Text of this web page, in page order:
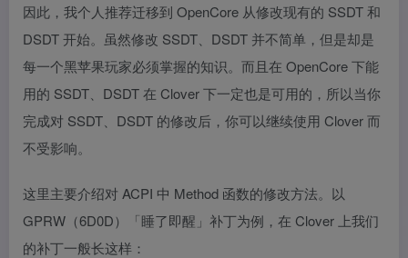
因此，我个人推荐迁移到 OpenCore 从修改现有的 SSDT 和
DSDT 开始。虽然修改 SSDT、DSDT 并不简单，但是却是
每一个黑苹果玩家必须掌握的知识。而且在 OpenCore 下能
用的 SSDT、DSDT 在 Clover 下一定也是可用的，所以当你
完成对 SSDT、DSDT 的修改后，你可以继续使用 Clover 而
不受影响。
这里主要介绍对 ACPI 中 Method 函数的修改方法。以
GPRW（6D0D）「睡了即醒」补丁为例，在 Clover 上我们
的补丁一般长这样：